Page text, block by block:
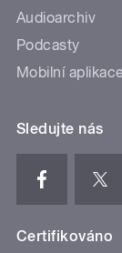
Audioarchiv
Podcasty
Mobilní aplikace
Sledujte nás
Certifikováno